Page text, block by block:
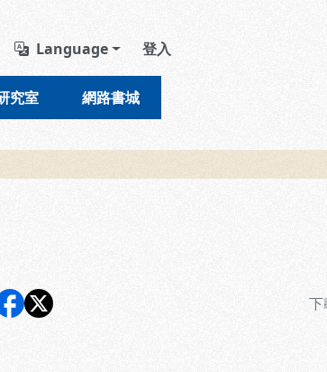
Language 登入
究室 網路書城
下